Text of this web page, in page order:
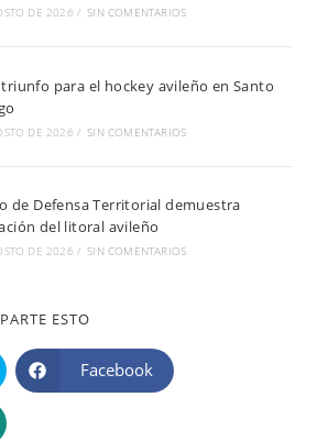
DE 2026 / SIN COMENTARIOS
para el hockey avileño en Santo
DE 2026 / SIN COMENTARIOS
de Defensa Territorial demuestra
del litoral avileño
DE 2026 / SIN COMENTARIOS
ESTO
Facebook